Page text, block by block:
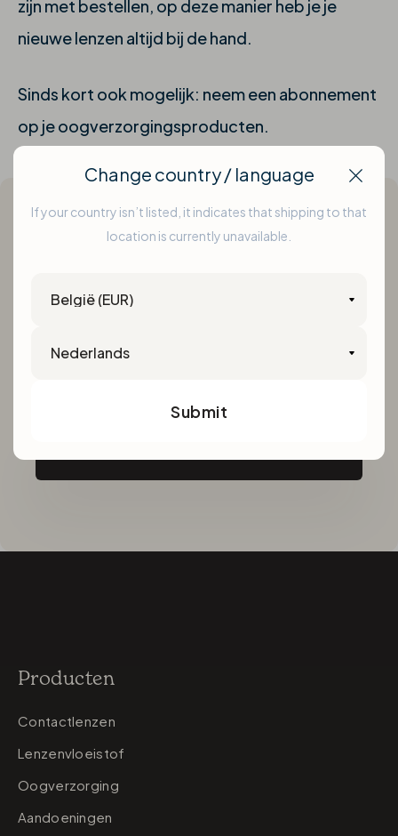
zijn met bestellen, op deze manier heb je je
nieuwe lenzen altijd bij de hand.
Sinds kort ook mogelijk: neem een abonnement
op je oogverzorgingsproducten.
op de hoogte van de beste promo's!
Producten
Contactlenzen
Lenzenvloeistof
Oogverzorging
Aandoeningen
Change country / language
If your country isn’t listed, it indicates that shipping to that
location is currently unavailable.
Submit